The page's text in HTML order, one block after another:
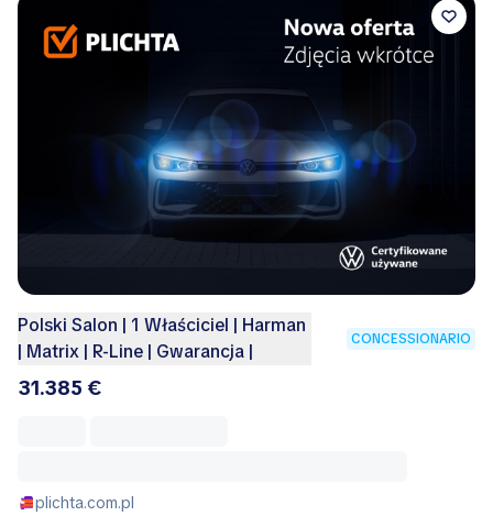
Polski Salon | 1 Właściciel | Harman
| Matrix | R-Line | Gwarancja |
CONCESSIONARIO
31.385 €
plichta.com.pl